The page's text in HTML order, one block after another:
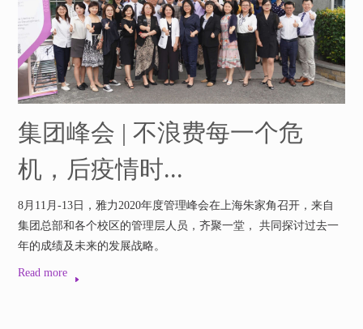
集团峰会 | 不浪费每一个危
机，后疫情时...
8月11月-13日，雅力2020年度管理峰会在上海朱家角召开，来自
集团总部和各个校区的管理层人员，齐聚一堂， 共同探讨过去一
年的成绩及未来的发展战略。
Read more